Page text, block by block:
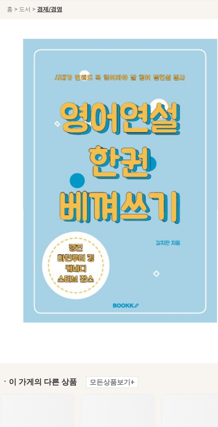
홈 > 도서 > 경제/경영
ㆍ이 가게의 다른 상품 모든상품보기+